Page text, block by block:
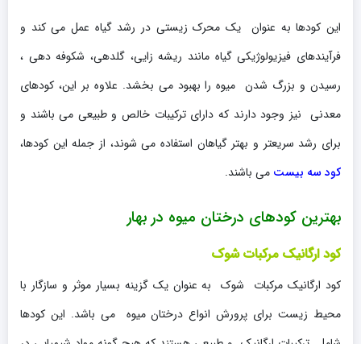
این کودها به عنوان یک محرک زیستی در رشد گیاه عمل می کند و
فرآیندهای فیزیولوژیکی گیاه مانند ریشه زایی، گلدهی، شکوفه دهی ،
رسیدن و بزرگ شدن میوه را بهبود می بخشد. علاوه بر این، کودهای
معدنی نیز وجود دارند که دارای ترکیبات خالص و طبیعی می باشند و
برای رشد سریعتر و بهتر گیاهان استفاده می شوند، از جمله این کودها،
کود سه بیست می باشند.
بهترین کودهای درختان میوه در بهار
کود ارگانیک مرکبات شوک
کود ارگانیک مرکبات شوک به عنوان یک گزینه بسیار موثر و سازگار با
محیط زیست برای پرورش انواع درختان میوه می باشد. این کودها